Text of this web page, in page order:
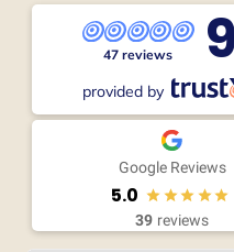
47 reviews
provided by
Google Reviews
5.0
39 reviews